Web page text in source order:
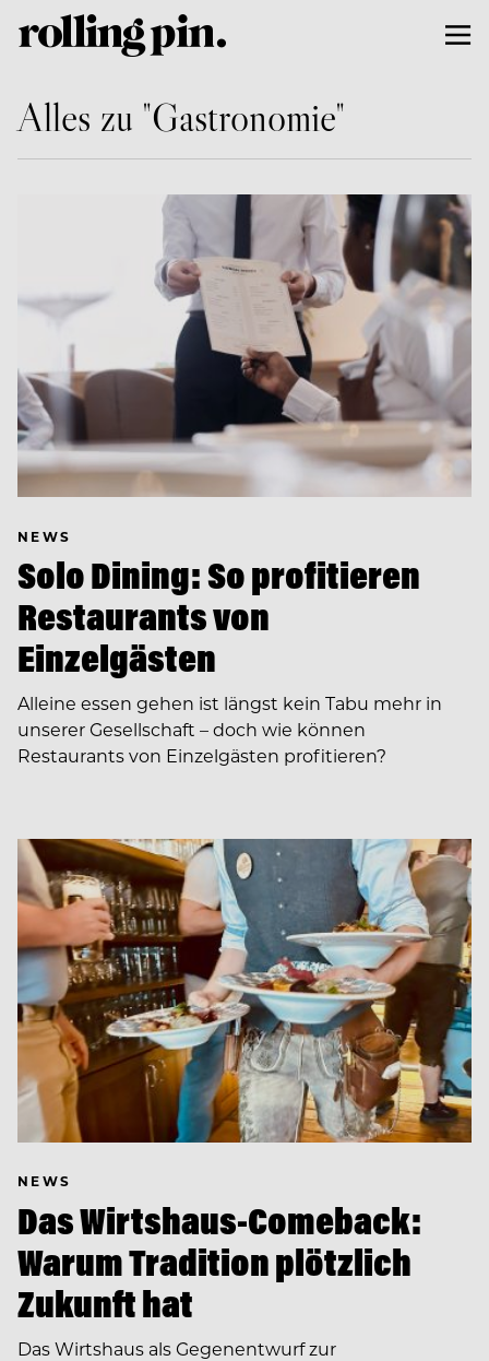
Alles zu "Gastronomie"
NEWS
Solo Dining: So profitieren
Restaurants von
Einzelgästen
Alleine essen gehen ist längst kein Tabu mehr in
unserer Gesellschaft – doch wie können
Restaurants von Einzelgästen profitieren?
NEWS
Das Wirtshaus-Comeback:
Warum Tradition plötzlich
Zukunft hat
Das Wirtshaus als Gegenentwurf zur